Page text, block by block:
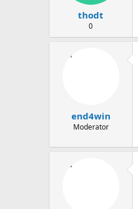
thodt
0
end4win
Moderator